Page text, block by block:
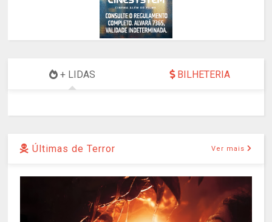
+ LIDAS BILHETERIA
Últimas de Terror Ver mais